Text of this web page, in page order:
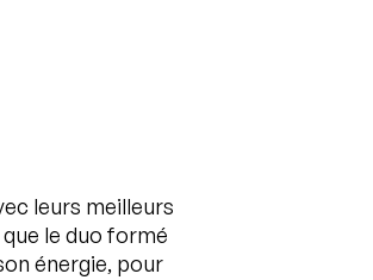
leurs meilleurs
le duo formé
énergie, pour